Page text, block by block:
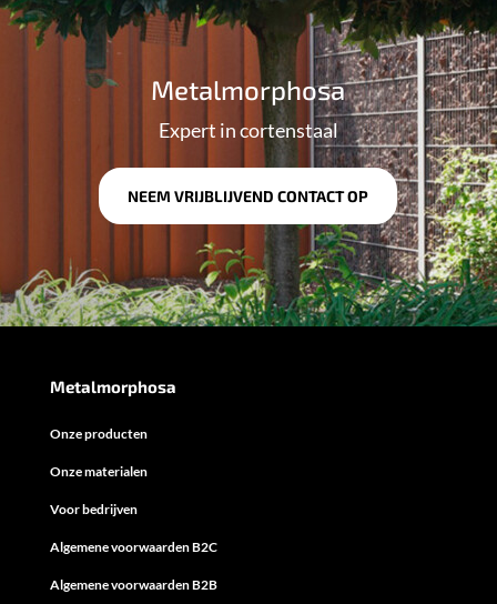
Metalmorphosa
Expert in cortenstaal
NEEM VRIJBLIJVEND CONTACT OP
Metalmorphosa
Onze producten
Onze materialen
Voor bedrijven
Algemene voorwaarden B2C
Algemene voorwaarden B2B